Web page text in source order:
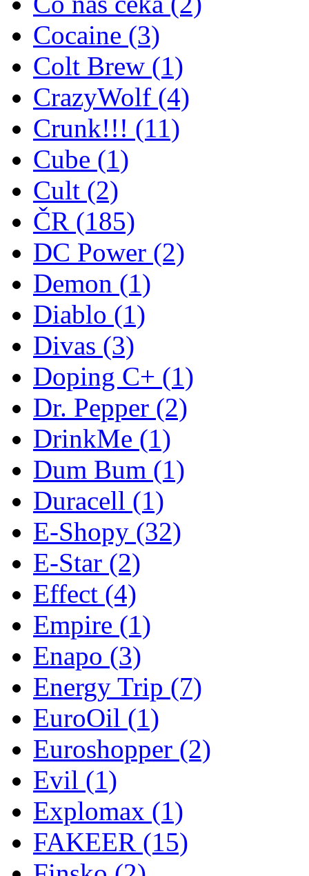
Cocaine (3)
Colt Brew (1)
CrazyWolf (4)
Crunk!!! (11)
Cube (1)
Cult (2)
ČR (185)
DC Power (2)
Demon (1)
Diablo (1)
Divas (3)
Doping C+ (1)
Dr. Pepper (2)
DrinkMe (1)
Dum Bum (1)
Duracell (1)
E-Shopy (32)
E-Star (2)
Effect (4)
Empire (1)
Enapo (3)
Energy Trip (7)
EuroOil (1)
Euroshopper (2)
Evil (1)
Explomax (1)
FAKEER (15)